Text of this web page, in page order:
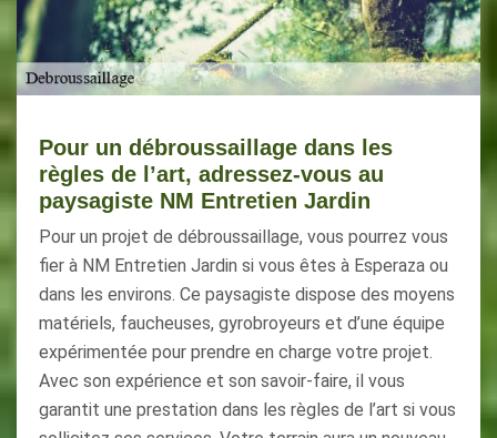
Pour un débroussaillage dans les
règles de l’art, adressez-vous au
paysagiste NM Entretien Jardin
Pour un projet de débroussaillage, vous pourrez vous
fier à NM Entretien Jardin si vous êtes à Esperaza ou
dans les environs. Ce paysagiste dispose des moyens
matériels, faucheuses, gyrobroyeurs et d’une équipe
expérimentée pour prendre en charge votre projet.
Avec son expérience et son savoir-faire, il vous
garantit une prestation dans les règles de l’art si vous